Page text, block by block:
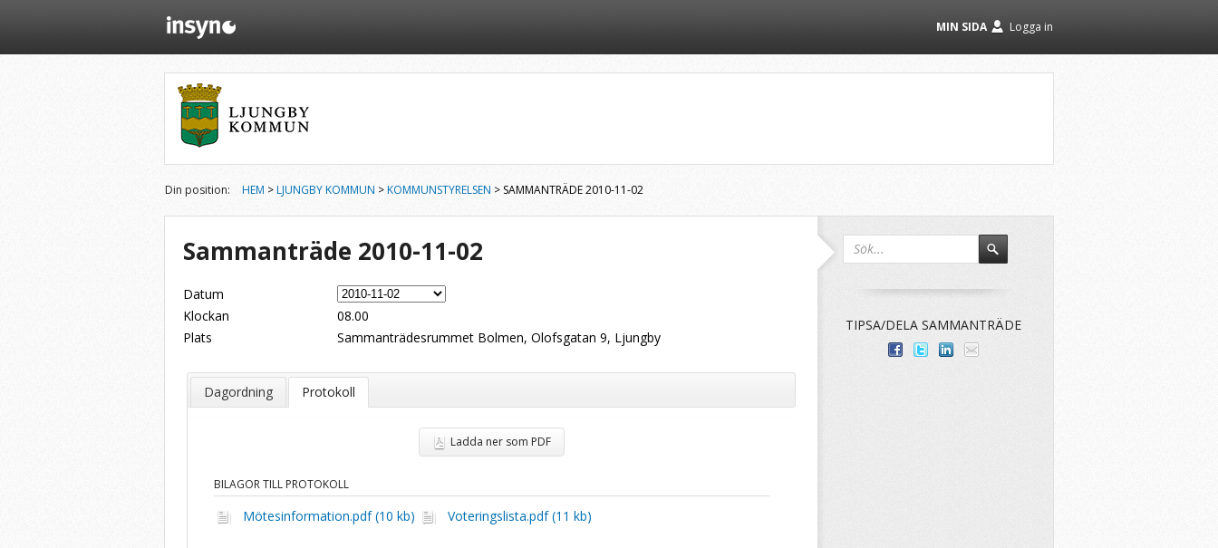
Logga in
MIN SIDA
Din position: HEM >LJUNGBY KOMMUN >KOMMUNSTYRELSEN > SAMMANTRÄDE 2010-11-02
Sammanträde 2010-11-02
Datum
Klockan
08.00
Plats
Sammanträdesrummet Bolmen, Olofsgatan 9, Ljungby
Dagordning Protokoll
Ladda ner som PDF
BILAGOR TILL PROTOKOLL
Mötesinformation.pdf (10 kb) Voteringslista.pdf (11 kb)
TIPSA/DELA SAMMANTRÄDE